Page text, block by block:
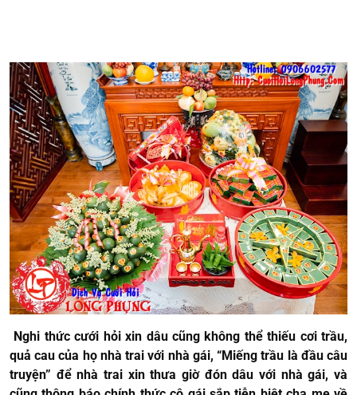
Nghi thức cưới hỏi xin dâu cũng không thể thiếu cơi trầu,
quả cau của họ nhà trai với nhà gái, “Miếng trầu là đầu câu
truyện” để nhà trai xin thưa giờ đón dâu với nhà gái, và